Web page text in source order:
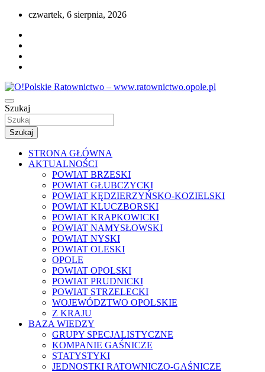
Przejdź
treści
czwartek, 6 sierpnia, 2026
O!Polskie Ratownictwo –
www.ratownictwo.opole.pl
Portal opolskiego i polskiego ratownictwa.
Szukaj
Szukaj
STRONA GŁÓWNA
AKTUALNOŚCI
POWIAT BRZESKI
POWIAT GŁUBCZYCKI
POWIAT KĘDZIERZYŃSKO-KOZIELSKI
POWIAT KLUCZBORSKI
POWIAT KRAPKOWICKI
POWIAT NAMYSŁOWSKI
POWIAT NYSKI
POWIAT OLESKI
OPOLE
POWIAT OPOLSKI
POWIAT PRUDNICKI
POWIAT STRZELECKI
WOJEWÓDZTWO OPOLSKIE
Z KRAJU
BAZA WIEDZY
GRUPY SPECJALISTYCZNE
KOMPANIE GAŚNICZE
STATYSTYKI
JEDNOSTKI RATOWNICZO-GAŚNICZE